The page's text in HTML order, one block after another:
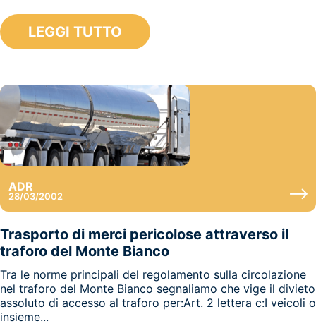
LEGGI TUTTO
ADR
28/03/2002
Trasporto di merci pericolose attraverso il
traforo del Monte Bianco
Tra le norme principali del regolamento sulla circolazione
nel traforo del Monte Bianco segnaliamo che vige il divieto
assoluto di accesso al traforo per:Art. 2 lettera c:I veicoli o
insieme...